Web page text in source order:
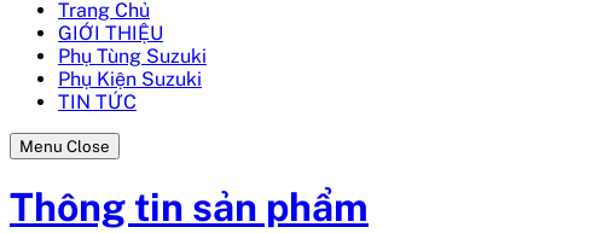
Trang Chủ
GIỚI THIỆU
Phụ Tùng Suzuki
Phụ Kiện Suzuki
TIN TỨC
Menu Close
Thông tin sản phẩm